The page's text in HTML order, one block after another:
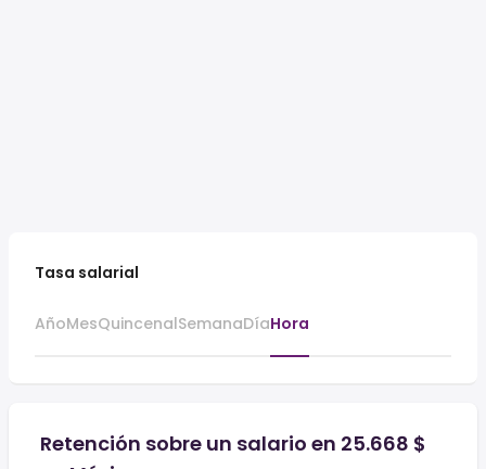
Tasa salarial
AñoMesQuincenalSemanaDíaHora
Retención sobre un salario en 25.668 $